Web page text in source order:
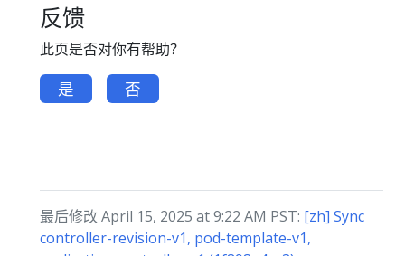
反馈
此页是否对你有帮助？
是 否
最后修改 April 15, 2025 at 9:22 AM PST: [zh] Sync
controller-revision-v1, pod-template-v1,